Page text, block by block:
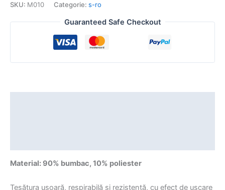
SKU: M010 Categorie: s-ro
Guaranteed Safe Checkout
Material: 90% bumbac, 10% poliester
Țesătura ușoară, respirabilă și rezistentă, cu efect de uscare